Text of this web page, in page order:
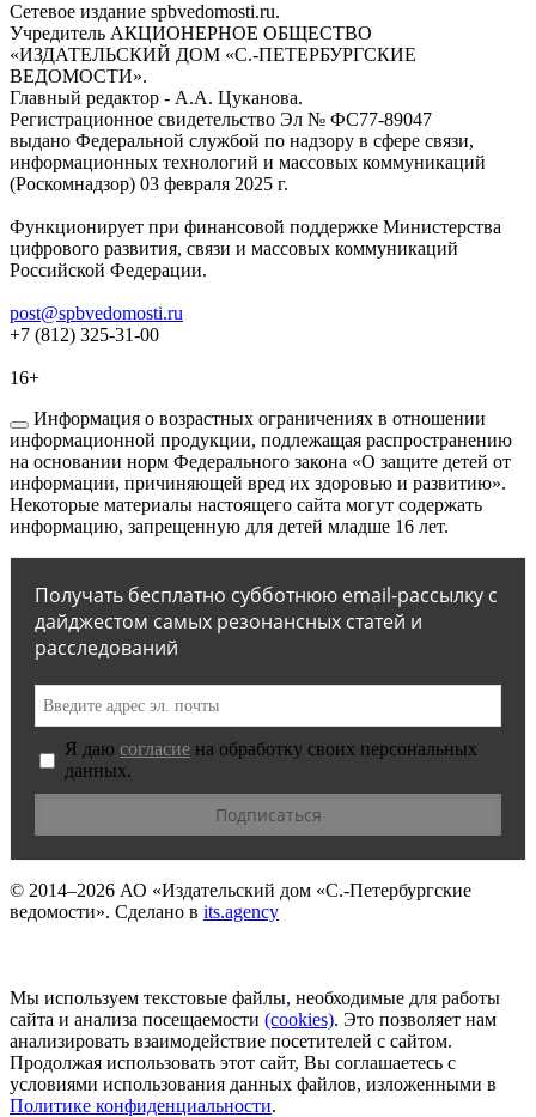
Сетевое издание spbvedomosti.ru.
Учредитель АКЦИОНЕРНОЕ ОБЩЕСТВО
«ИЗДАТЕЛЬСКИЙ ДОМ «С.-ПЕТЕРБУРГСКИЕ
ВЕДОМОСТИ».
Главный редактор - А.А. Цуканова.
Регистрационное свидетельство Эл № ФС77-89047
выдано Федеральной службой по надзору в сфере связи,
информационных технологий и массовых коммуникаций
(Роскомнадзор) 03 февраля 2025 г.
Функционирует при финансовой поддержке Министерства
цифрового развития, связи и массовых коммуникаций
Российской Федерации.
post@spbvedomosti.ru
+7 (812) 325-31-00
16+
Информация о возрастных ограничениях в отношении
информационной продукции, подлежащая распространению
на основании норм Федерального закона «О защите детей от
информации, причиняющей вред их здоровью и развитию».
Некоторые материалы настоящего сайта могут содержать
информацию, запрещенную для детей младше 16 лет.
Получать бесплатно субботнюю email-рассылку с
дайджестом самых резонансных статей и
расследований
Я даю согласие на обработку своих персональных
данных.
© 2014–2026 АО «Издательский дом «С.-Петербургские
ведомости». Сделано в its.agency
Мы используем текстовые файлы, необходимые для работы
сайта и анализа посещаемости (сookies). Это позволяет нам
анализировать взаимодействие посетителей с сайтом.
Продолжая использовать этот сайт, Вы соглашаетесь с
условиями использования данных файлов, изложенными в
Политике конфиденциальности.